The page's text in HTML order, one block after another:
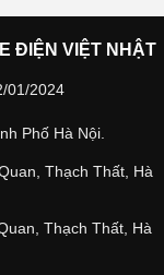
ĐIỆN VIỆT NHẬT
01/2024
Phố Hà Nội.
Thạch Thất, Hà
Thạch Thất, Hà